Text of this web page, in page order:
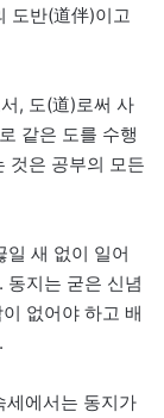
도반(道伴)이고
, 도(道)로써 사
같은 도를 수행
것은 공부의 모든
일 새 없이 일어
동지는 굳은 신념
없어야 하고 배
세에서는 동지가